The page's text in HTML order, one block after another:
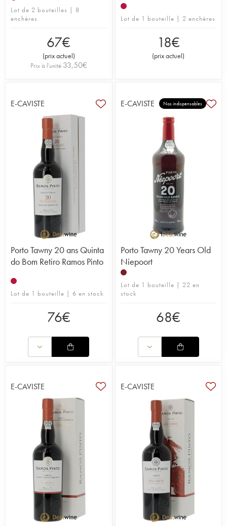
Lot de 2 bouteilles | 8
enchères
67€
(prix actuel)
Prix à l'unité 33,50€
Lot de 1 bouteille | 2 enchères
18€
(prix actuel)
E-CAVISTE
Porto Tawny 20 ans Quinta
do Bom Retiro Ramos Pinto
Lot de 1 bouteille | 6 en stock
76€
E-CAVISTE Nos indispensables
Porto Tawny 20 Years Old
Niepoort
Lot de 1 bouteille | 22 en
stock
68€
E-CAVISTE E-CAVISTE